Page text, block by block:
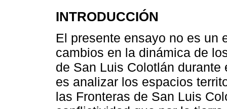
INTRODUCCIÓN
El presente ensayo no es un
cambios en la dinámica de
de San Luis Colotlán
es analizar los espacios
las Fronteras de San Luis